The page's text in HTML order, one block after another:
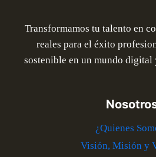
Transformamos tu talento en
reales para el éxito
sostenible en un mundo digital
¿Quienes
Visión, Misión y